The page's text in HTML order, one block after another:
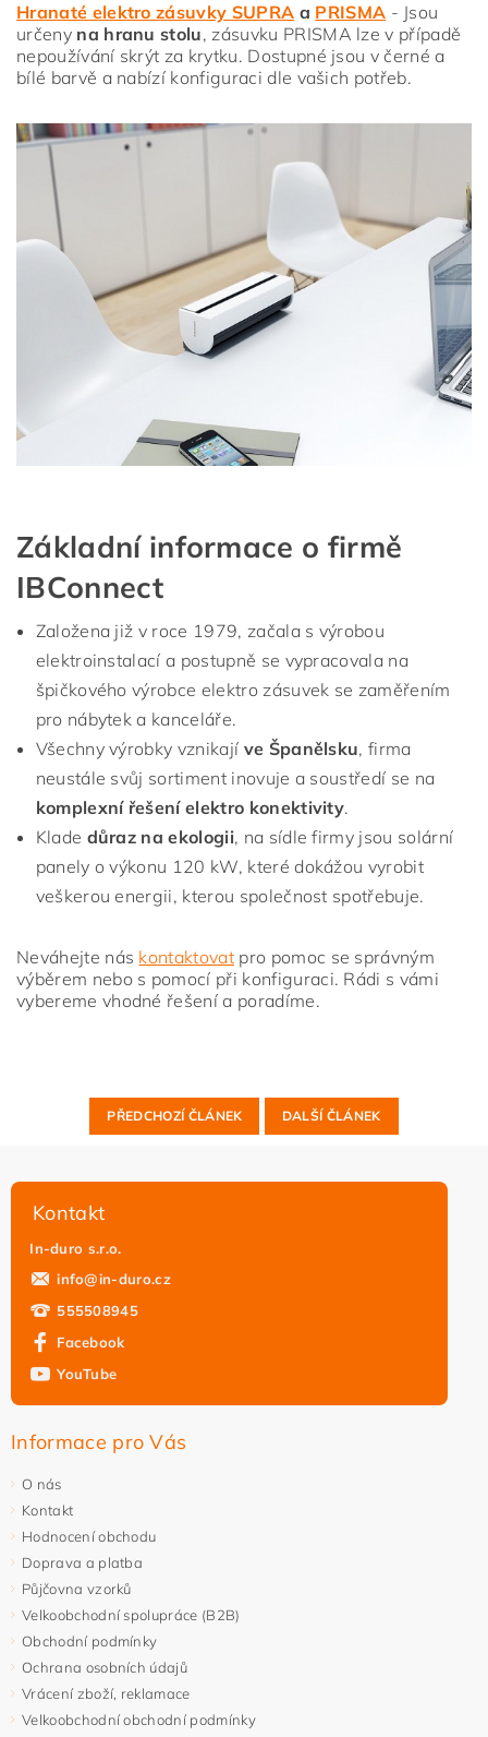
Hranaté elektro zásuvky SUPRA a PRISMA - Jsou
určeny na hranu stolu, zásuvku PRISMA lze v případě
nepoužívání skrýt za krytku. Dostupné jsou v černé a
bílé barvě a nabízí konfiguraci dle vašich potřeb.
Základní informace o firmě
IBConnect
Založena již v roce 1979, začala s výrobou
elektroinstalací a postupně se vypracovala na
špičkového výrobce elektro zásuvek se zaměřením
pro nábytek a kanceláře.
Všechny výrobky vznikají ve Španělsku, firma
neustále svůj sortiment inovuje a soustředí se na
komplexní řešení elektro konektivity.
Klade důraz na ekologii, na sídle firmy jsou solární
panely o výkonu 120 kW, které dokážou vyrobit
veškerou energii, kterou společnost spotřebuje.
Neváhejte nás kontaktovat pro pomoc se správným
výběrem nebo s pomocí při konfiguraci. Rádi s vámi
vybereme vhodné řešení a poradíme.
PŘEDCHOZÍ ČLÁNEK DALŠÍ ČLÁNEK
Kontakt
In-duro s.r.o.
info@in-duro.cz
555508945
Facebook
YouTube
Informace pro Vás
O nás
Kontakt
Hodnocení obchodu
Doprava a platba
Půjčovna vzorků
Velkoobchodní spolupráce (B2B)
Obchodní podmínky
Ochrana osobních údajů
Vrácení zboží, reklamace
Velkoobchodní obchodní podmínky